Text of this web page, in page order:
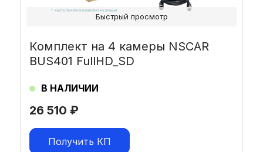
26 510 ₽
Комплект на 4 камеры NSCAR
BUS401 FullHD_SD
В НАЛИЧИИ
Получить КП
Быстрый просмотр